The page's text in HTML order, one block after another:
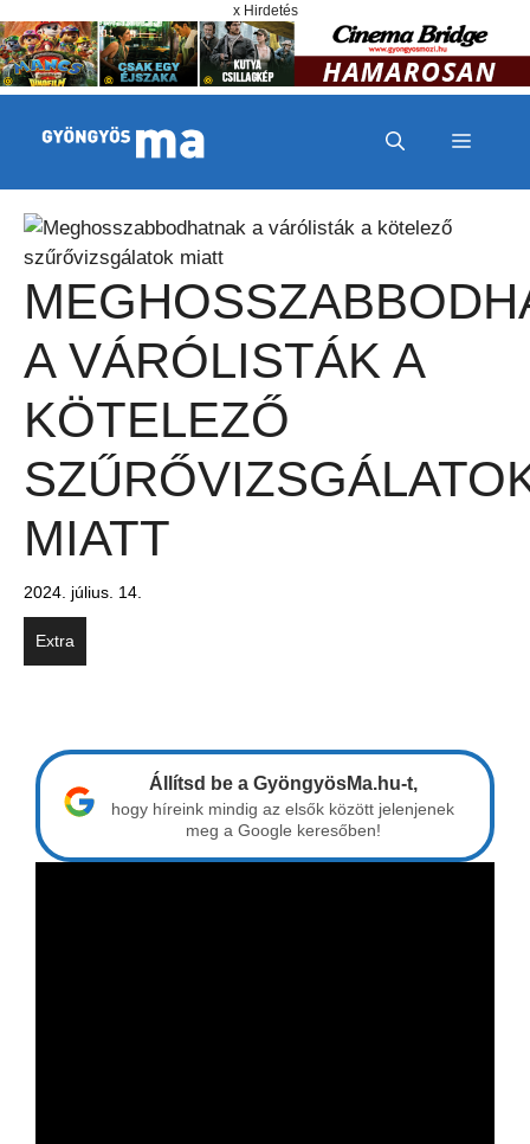
x Hirdetés
MENÜ
A VÁRÓLISTÁK A
KÖTELEZŐ
MIATT
2024. július. 14.
Extra
Állítsd be a GyöngyösMa.hu-t,
hogy híreink mindig az elsők között jelenjenek
meg a Google keresőben!